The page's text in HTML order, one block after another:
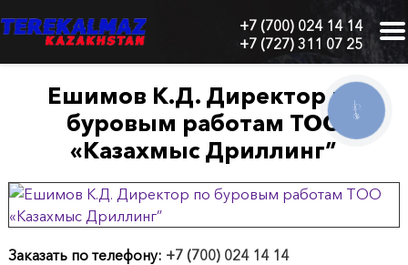
+7 (700) 024 14 14
+7 (727) 311 07 25
Алматы,
"Нурлы-
"Б",
6
этаж,
605
офис
Ешимов К.Д. Директор по
буровым работам ТОО
«Казахмыс Дриллинг”
Заказать по телефону: +7 (700) 024 14 14
КНОПКА
СВЯЗИ